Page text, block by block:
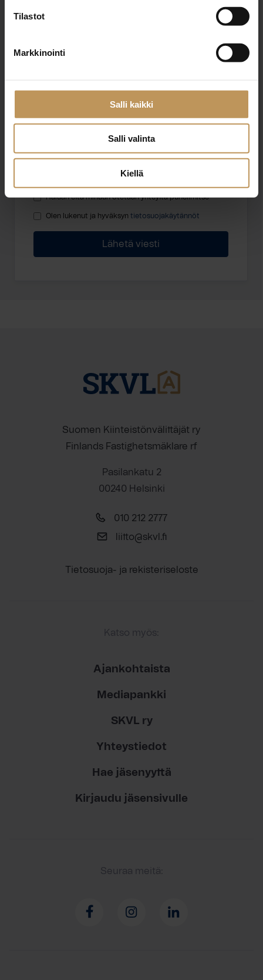
Tilastot
Markkinointi
Salli kaikki
Salli valinta
Kiellä
Haluan että minuun otetaan yhteyttä puhelimitse
Olen lukenut ja hyväksyn tietosuojakäytännöt
Suomen Kiinteistönvälittäjät ry
Finlands Fastighetsmäklare rf
Pasilankatu 2
00240 Helsinki
010 212 2777
liitto@skvl.fi
Tietosuoja- ja rekisteriseloste
Katso myös:
Ajankohtaista
Mediapankki
SKVL ry
Yhteystiedot
Hae jäsenyyttä
Kirjaudu jäsensivulle
Seuraa meitä: